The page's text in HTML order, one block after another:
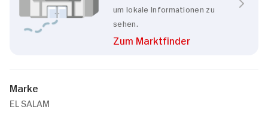
um lokale Informationen zu
sehen.
Zum Marktfinder
Marke
EL SALAM